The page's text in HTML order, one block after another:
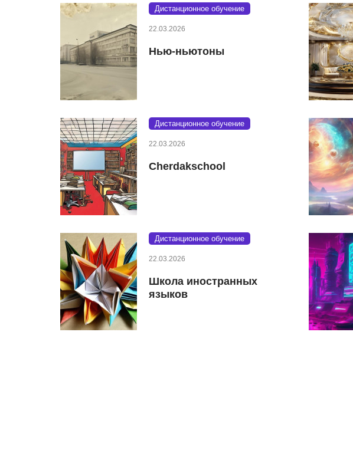
Дистанционное обучение
22.03.2026
Нью-ньютоны
Дистанционное обучение
22.03.2026
Cherdakschool
Дистанционное обучение
22.03.2026
Школа иностранных
языков